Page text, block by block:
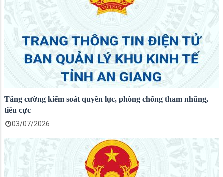
Tăng cường kiểm soát quyền lực, phòng chống tham nhũng,
tiêu cực
03/07/2026